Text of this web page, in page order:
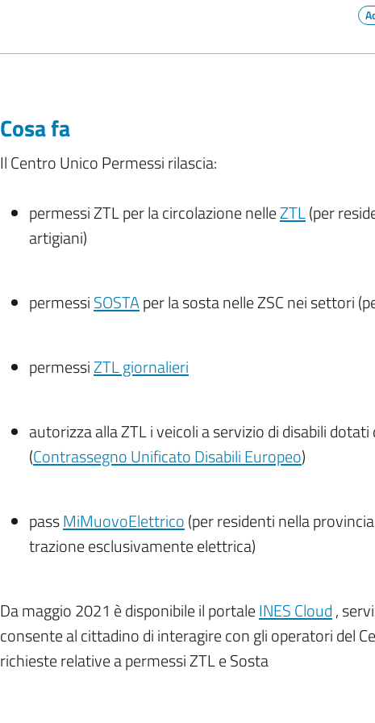
Cosa fa
Il Centro Unico Permessi rilascia:
permessi ZTL per la circolazione nelleZTL(per
artigiani)
permessiSOSTAper la sosta nelle ZSC nei settori
permessiZTL giornalieri
autorizza alla ZTL i veicoli a servizio di disabili dotati
(Contrassegno Unificato Disabili Europeo)
passMiMuovoElettrico(per residenti nella
trazione esclusivamente elettrica)
Da maggio 2021 è disponibile il portaleINES Cloud,
consente al cittadino di interagire con gli operatori del
richieste relative a permessi ZTL e Sosta